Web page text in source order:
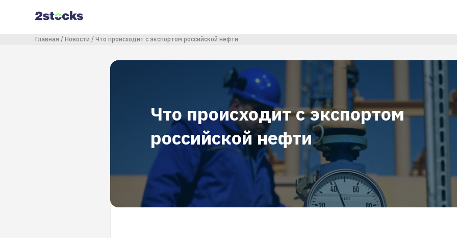
содержанию
Строка навигации
Главная Новости Что происходит с экспортом российской нефти
Что происходит с экспортом
российской нефти